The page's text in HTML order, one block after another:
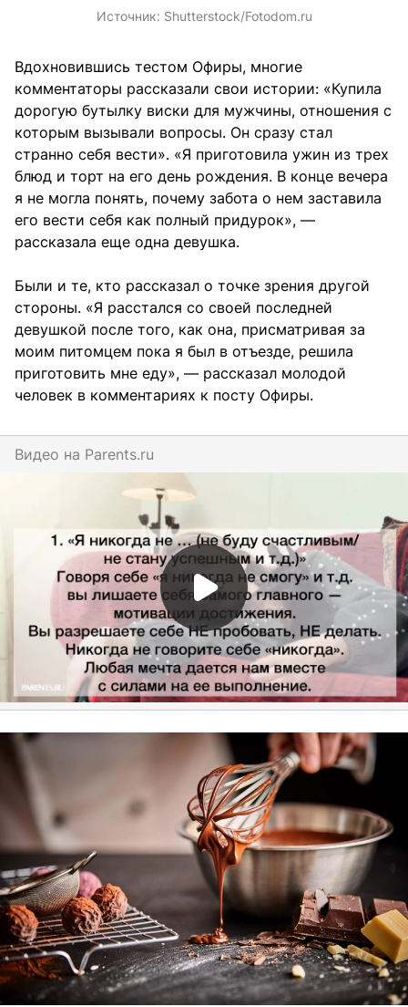
Источник: Shutterstock/Fotodom.ru
Вдохновившись тестом Офиры, многие
комментаторы рассказали свои истории: «Купила
дорогую бутылку виски для мужчины, отношения с
которым вызывали вопросы. Он сразу стал
странно себя вести». «Я приготовила ужин из трех
блюд и торт на его день рождения. В конце вечера
я не могла понять, почему забота о нем заставила
его вести себя как полный придурок», —
рассказала еще одна девушка.
Были и те, кто рассказал о точке зрения другой
стороны. «Я расстался со своей последней
девушкой после того, как она, присматривая за
моим питомцем пока я был в отъезде, решила
приготовить мне еду», — рассказал молодой
человек в комментариях к посту Офиры.
Видео на parents.ru